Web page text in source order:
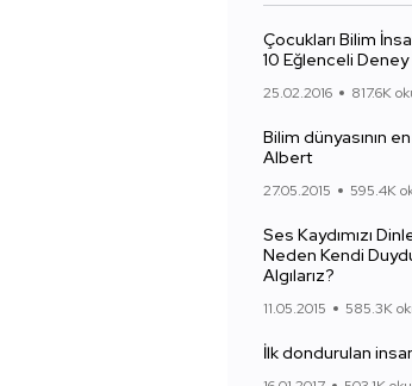
Çocukları Bilim
10 Eğlenceli Deney
25.02.2016 817.6K
Bilim dünyasının
Albert
27.05.2015 595.4K
Ses Kaydımızı
Neden Kendi
Algılarız?
11.05.2015 585.3K
İlk dondurulan